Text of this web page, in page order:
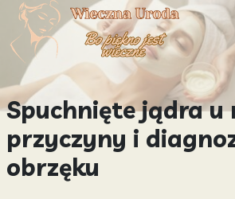
Spuchnięte jądra u
przyczyny i
obrzęku